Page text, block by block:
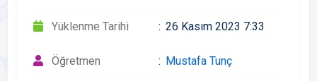
Yüklenme Tarihi 26 Kasım 2023 7:33
Öğretmen Mustafa Tunç